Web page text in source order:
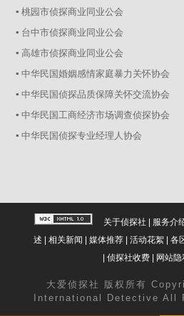
▪ 桃园市侦探商业同业公会
▪ 台中市侦探商业同业公会
▪ 高雄市侦探商业同业公会
▪ 中华民国婚姻感情家庭暴力关怀协会
▪ 中华民国侦探品质保障关怀交流协会
▪ 中华民国工商经济市场调查侦探协会
▪ 中华民国侦探专业经理人协会
关于侦探社 服务介
述
相关新闻 媒体推荐| 活动花絮| 各
|侦探社收费 网站
大爱 侦探社
版权所有
International Detective